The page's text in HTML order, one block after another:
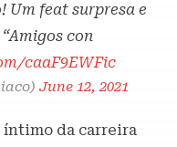
Um feat surpresa e
con
caaF9EWFic
June 12, 2021
da carreira